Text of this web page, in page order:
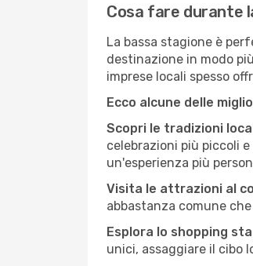
Cosa fare durante
La bassa stagione è
destinazione in modo
imprese locali spesso
Ecco alcune delle
Scopri le tradizioni
celebrazioni più piccoli
un'esperienza più
Visita le attrazioni al
abbastanza comune
Esplora lo shopping
unici, assaggiare il cibo